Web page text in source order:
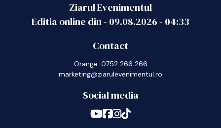
Ziarul Evenimentul
Editia online din - 09.08.2026- 04:33
Contact
Orange: 0752 266 266
marketing@ziarulevenimentul.ro
Social media